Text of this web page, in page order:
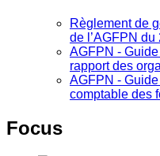
Règlement de
de l’AGFPN du
AGFPN ‐
rapport des
AGFPN ‐
comptable des
Focus